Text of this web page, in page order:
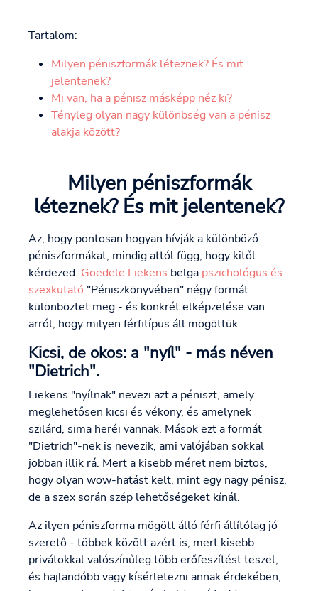
Tartalom:
Milyen péniszformák léteznek? És mit
jelentenek?
Mi van, ha a pénisz másképp néz ki?
Tényleg olyan nagy különbség van a pénisz
alakja között?
Milyen péniszformák
léteznek? És mit jelentenek?
Az, hogy pontosan hogyan hívják a különböző
péniszformákat, mindig attól függ, hogy kitől
kérdezed. Goedele Liekens belga pszichológus és
szexkutató "Péniszkönyvében" négy formát
különböztet meg - és konkrét elképzelése van
arról, hogy milyen férfitípus áll mögöttük:
Kicsi, de okos: a "nyíl" - más néven
"Dietrich".
Liekens "nyílnak" nevezi azt a péniszt, amely
meglehetősen kicsi és vékony, és amelynek
szilárd, sima heréi vannak. Mások ezt a formát
"Dietrich"-nek is nevezik, ami valójában sokkal
jobban illik rá. Mert a kisebb méret nem biztos,
hogy olyan wow-hatást kelt, mint egy nagy pénisz,
de a szex során szép lehetőségeket kínál.
Az ilyen péniszforma mögött álló férfi állítólag jó
szerető - többek között azért is, mert kisebb
privátokkal valószínűleg több erőfeszítést teszel,
és hajlandóbb vagy kísérletezni annak érdekében,